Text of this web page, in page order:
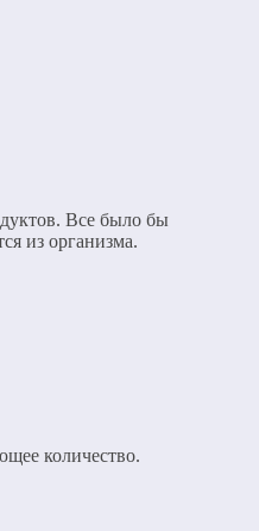
Все было бы
из организма.
количество.